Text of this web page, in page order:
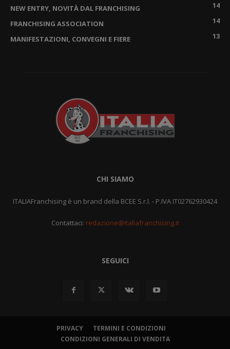
NEW ENTRY, NOVITÀ DAL FRANCHISING
14
FRANCHISING ASSOCIATION
14
MANIFESTAZIONI, CONVEGNI E FIERE
13
CHI SIAMO
ITALIAFranchising è un brand della BCEE S.r.l. - P.IVA IT02762930424
Contattaci: redazione@italiafranchising.it
SEGUICI
PRIVACY
TERMINI E CONDIZIONI
CONDIZIONI GENERALI DI VENDITA